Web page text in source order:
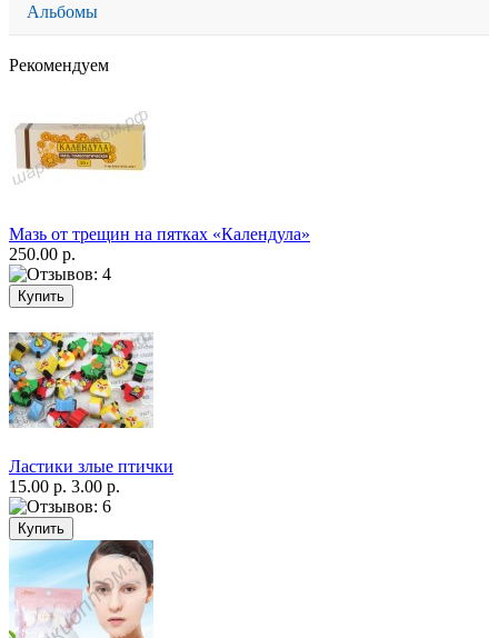
Альбомы
Рекомендуем
Мазь от трещин на пятках «Календула»
250.00 р.
Ластики злые птички
15.00 р. 3.00 р.